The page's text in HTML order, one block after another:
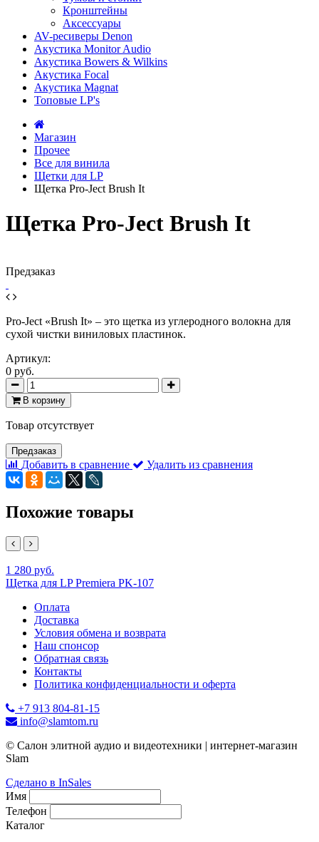
Кронштейны
Аксессуары
AV-ресиверы Denon
Акустика Monitor Audio
Акустика Bowers & Wilkins
Акустика Focal
Акустика Magnat
Топовые LP's
Магазин
Прочее
Все для винила
Щетки для LP
Щетка Pro-Ject Brush It
Щетка Pro-Ject Brush It
Предзаказ
Pro-Ject «Brush It» – это щетка из углеродного волокна для
сухой чистки виниловых пластинок.
Артикул:
0 руб.
В корзину
Товар отсутствует
Предзаказ
Добавить в сравнение Удалить из сравнения
Похожие товары
1 280 руб.
Щетка для LP Premiera PK-107
Оплата
Доставка
Условия обмена и возврата
Наш спонсор
Обратная связь
Контакты
Политика конфиденциальности и оферта
+7 913 804-81-15
info@slamtom.ru
© Салон элитной аудио и видеотехники | интернет-магазин
Slam
Сделано в InSales
Имя
Телефон
Каталог